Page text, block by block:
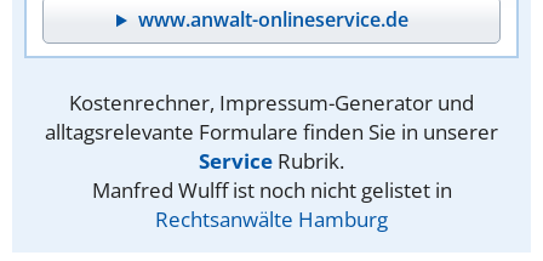
www.anwalt-onlineservice.de
Kostenrechner, Impressum-Generator und
alltagsrelevante Formulare finden Sie in unserer
Service Rubrik.
Manfred Wulff ist noch nicht gelistet in
Rechtsanwälte Hamburg